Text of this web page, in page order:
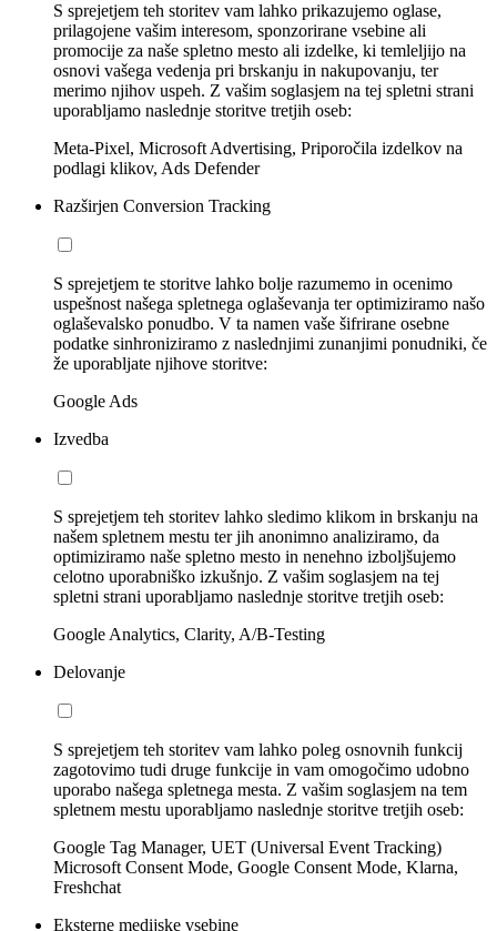
S sprejetjem teh storitev vam lahko prikazujemo oglase,
prilagojene vašim interesom, sponzorirane vsebine ali
promocije za naše spletno mesto ali izdelke, ki temleljijo na
osnovi vašega vedenja pri brskanju in nakupovanju, ter
merimo njihov uspeh. Z vašim soglasjem na tej spletni strani
uporabljamo naslednje storitve tretjih oseb:
Meta-Pixel, Microsoft Advertising, Priporočila izdelkov na
podlagi klikov, Ads Defender
Razširjen Conversion Tracking
S sprejetjem te storitve lahko bolje razumemo in ocenimo
uspešnost našega spletnega oglaševanja ter optimiziramo našo
oglaševalsko ponudbo. V ta namen vaše šifrirane osebne
podatke sinhroniziramo z naslednjimi zunanjimi ponudniki, če
že uporabljate njihove storitve:
Google Ads
Izvedba
S sprejetjem teh storitev lahko sledimo klikom in brskanju na
našem spletnem mestu ter jih anonimno analiziramo, da
optimiziramo naše spletno mesto in nenehno izboljšujemo
celotno uporabniško izkušnjo. Z vašim soglasjem na tej
spletni strani uporabljamo naslednje storitve tretjih oseb:
Google Analytics, Clarity, A/B-Testing
Delovanje
S sprejetjem teh storitev vam lahko poleg osnovnih funkcij
zagotovimo tudi druge funkcije in vam omogočimo udobno
uporabo našega spletnega mesta. Z vašim soglasjem na tem
spletnem mestu uporabljamo naslednje storitve tretjih oseb:
Google Tag Manager, UET (Universal Event Tracking)
Microsoft Consent Mode, Google Consent Mode, Klarna,
Freshchat
Eksterne medijske vsebine